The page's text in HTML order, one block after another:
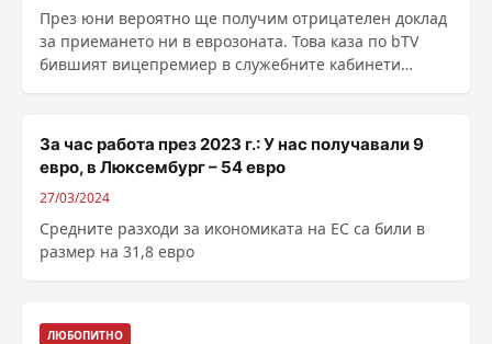
През юни вероятно ще получим отрицателен доклад
за приемането ни в еврозоната. Това каза по bTV
бившият вицепремиер в служебните кабинети
За час работа през 2023 г.: У нас получавали 9
евро, в Люксембург – 54 евро
27/03/2024
Средните разходи за икономиката на ЕС са били в
размер на 31,8 евро
ЛЮБОПИТНО